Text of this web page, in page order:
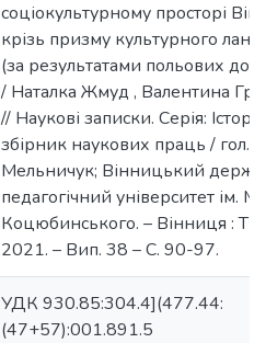
соціокультурному просторі
крізь призму культурного
(за результатами польових
/ Наталка Жмуд , Валентина
// Наукові записки. Серія:
збірник наукових праць / гол.
Мельничук; Вінницький
педагогічний університет ім. М.
Коцюбинського. – Вінниця :
2021. – Вип. 38 – С. 90-97.
УДК 930.85:304.4](477.44:
(47+57):001.891.5